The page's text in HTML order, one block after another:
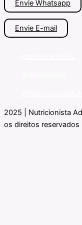
Envie Whatsapp
Envie E-mail
2025 | Nutricionista
os direitos reservados